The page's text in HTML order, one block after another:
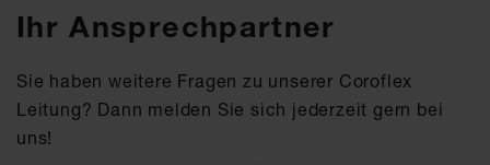
Ihr Ansprechpartner
Sie haben weitere Fragen zu unserer Coroflex
Leitung? Dann melden Sie sich jederzeit gern bei
uns!